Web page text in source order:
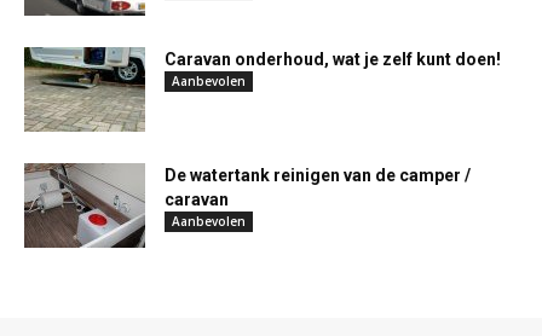
Caravan onderhoud, wat je zelf kunt doen!
Aanbevolen
De watertank reinigen van de camper /
caravan
Aanbevolen